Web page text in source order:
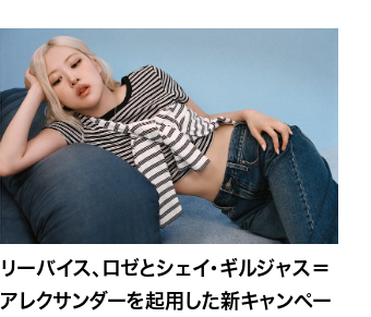
リーバイス、ロゼとシェイ・ギルジャス＝
アレクサンダーを起用した新キャンペー